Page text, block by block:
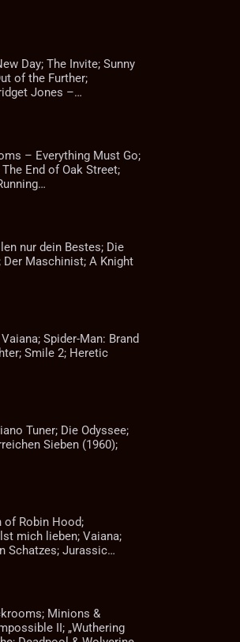
Day; The Invite; Sunny
of the Further;
Jones –…
– Everything Must Go;
End of Oak Street;
nur dein Bestes; Die
Der Maschinist; A Knight
Spider-Man: Brand
Smile 2; Heretic
Tuner; Die Odyssee;
Sieben (1960);
of Robin Hood;
mich lieben; Vaiana;
Schatzes; Jurassic…
Minions &
II; „Wuthering